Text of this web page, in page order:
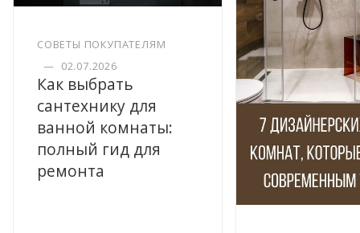
СОВЕТЫ ПОКУПАТЕЛЯМ
— 02.07.2026
Как выбрать
сантехнику для
ванной комнаты:
полный гид для
ремонта